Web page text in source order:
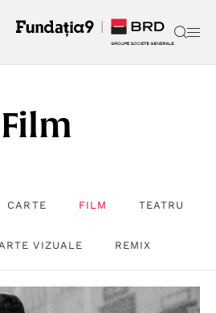
Film
CARTE FILM TEATRU
VIZUALE REMIX